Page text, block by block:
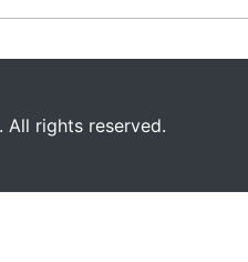
All rights reserved.